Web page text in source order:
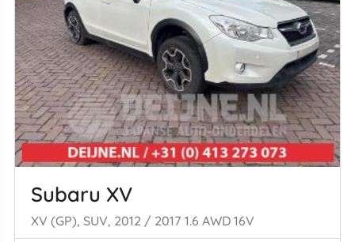
Subaru XV
XV (GP), SUV, 2012 / 2017 1.6 AWD 16V